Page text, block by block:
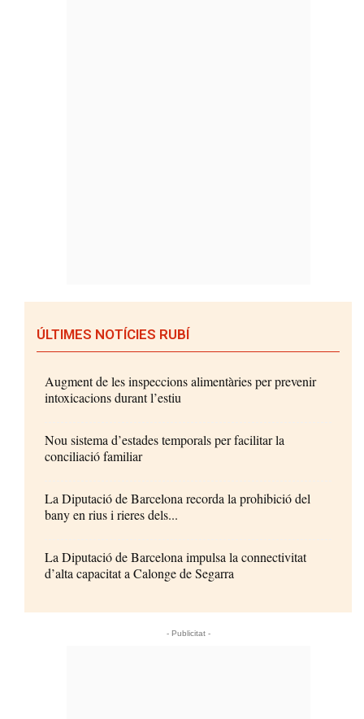
ÚLTIMES NOTÍCIES RUBÍ
Augment de les inspeccions alimentàries per prevenir
intoxicacions durant l’estiu
Nou sistema d’estades temporals per facilitar la
conciliació familiar
La Diputació de Barcelona recorda la prohibició del
bany en rius i rieres dels...
La Diputació de Barcelona impulsa la connectivitat
d’alta capacitat a Calonge de Segarra
- Publicitat -